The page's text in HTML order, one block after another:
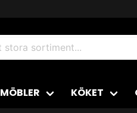
MÖBLER KÖKET